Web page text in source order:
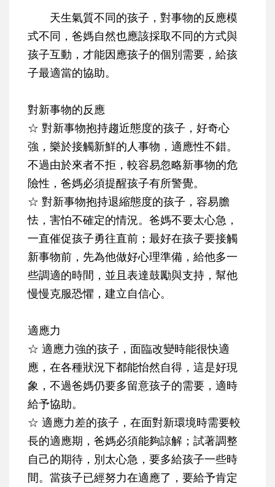
天生氣質不同的孩子，對事物的反應模
式不同，爸媽自然也應該採取不同的方式與
孩子互動，才能因應孩子的個別需要，給孩
子最適當的協助。
對新事物的反應
☆ 對新事物抱持趨近態度的孩子 ，好奇心
強，樂於接觸新鮮的人事物，適應性不錯。
不過由於來者不拒，較容易忽略新事物的危
險性，爸媽必須提醒孩子有所警覺。
☆ 對新事物抱持退縮態度的孩子 ，容易膽
怯，害怕不確定的情況。爸媽不要太心急，
一直催促孩子勇往直前；最好在孩子要接觸
新事物前，先為他做好心理準備，給他多一
些調適的時間，並且表達鼓勵與支持，幫他
慢慢克服恐懼，建立自信心。
適應力
☆ 適應力強的孩子 ，面臨改變時能很快適
應，在各種狀況下都能怡然自得，這是好現
象，不過爸媽仍要多留意孩子的需要，適時
給予協助。
☆ 適應力差的孩子 ，在面對新環境時需要較
長的適應期，爸媽必須能夠諒解； 試著調整
自己的期待，別太心急 ，要多給孩子一些時
間。當孩子已經努力在適應了，要給予肯定